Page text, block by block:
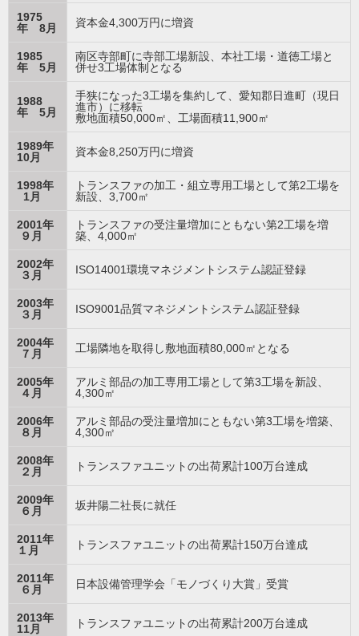
1975
年 8月
資本金4,300万円に増資
1985
年 5月
南区寺部町に寺部工場新設、本社工場・道徳工場と
併せ3工場体制となる
1988
年 5月
手狭になった3工場を集約して、愛知郡日進町（現日
進市）に移転
敷地面積50,000㎡、工場面積11,900㎡
1989年
10月
資本金8,250万円に増資
1998年
1月
トランスファの加工・組立専用工場として第2工場を
新設、3,700㎡
2001年
９月
トランスファの受注量増加にともない第2工場を増
築、4,000㎡
2002年
３月
ISO14001環境マネジメントシステム認証登録
2003年
３月
ISO9001品質マネジメントシステム認証登録
2004年
７月
工場隣地を取得し敷地面積80,000㎡となる
2005年
４月
アルミ部品の加工専用工場として第3工場を新設、
4,300㎡
2006年
８月
アルミ部品の受注量増加にともない第3工場を増築、
4,300㎡
2008年
２月
トランスファユニットの出荷累計100万台達成
2009年
６月
坂井陽二社長に就任
2011年
１月
トランスファユニットの出荷累計150万台達成
2011年
６月
日本設備管理学会「モノづくり大賞」受賞
2013年
11月
トランスファユニットの出荷累計200万台達成